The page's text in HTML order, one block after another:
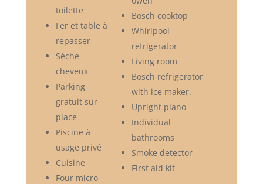
toilette
Fer et table à
repasser
Sèche-
cheveux
Parking
gratuit sur
place
Piscine à
usage privé
Cuisine
Four micro-
Bosch cooktop
Whirlpool
refrigerator
Living room
Bosch refrigerator
with ice maker.
Upright piano
Individual
bathrooms
Smoke detector
First aid kit